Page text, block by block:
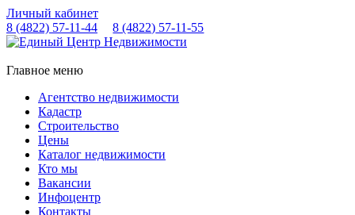
Личный кабинет
8 (4822) 57-11-44 8 (4822) 57-11-55
Главное меню
Агентство недвижимости
Кадастр
Строительство
Цены
Каталог недвижимости
Кто мы
Вакансии
Инфоцентр
Контакты